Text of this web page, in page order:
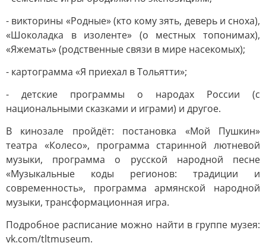
- викторины «Родные» (кто кому зять, деверь и сноха),
«Шоколадка в изоленте» (о местных топонимах),
«Яжемать» (родственные связи в мире насекомых);
- картограмма «Я приехал в Тольятти»;
- детские программы о народах России (с
национальными сказками и играми) и другое.
В кинозале пройдёт: постановка «Мой Пушкин»
театра «Колесо», программа старинной лютневой
музыки, программа о русской народной песне
«Музыкальные коды регионов: традиции и
современность», программа армянской народной
музыки, трансформационная игра.
Подробное расписание можно найти в группе музея:
vk.com/tltmuseum.